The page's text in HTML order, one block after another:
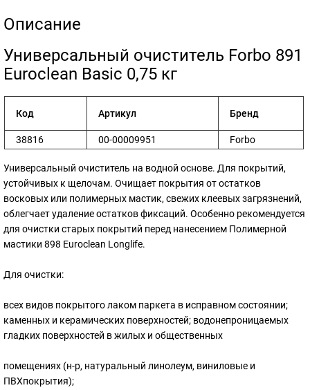
Описание
​Универсальный очиститель Forbo 891
Euroclean Basic 0,75 кг
Код Артикул Бренд
38816 00-00009951 Forbo
Универсальный очиститель на водной основе. Для покрытий,
устойчивых к щелочам. Очищает покрытия от остатков
восковых или полимерных мастик, свежих клеевых загрязнений,
облегчает удаление остатков фиксаций. Особенно рекомендуется
для очистки старых покрытий перед нанесением Полимерной
мастики 898 Euroclean Longlife.
Для очистки:
всех видов покрытого лаком паркета в исправном состоянии;
каменных и керамических поверхностей; водонепроницаемых
гладких поверхностей в жилых и общественных
помещениях (н-р, натуральный линолеум, виниловые и
ПВХпокрытия);